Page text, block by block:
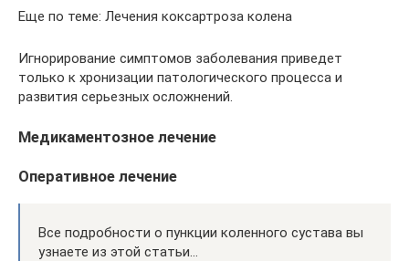
Еще по теме: Лечения коксартроза колена
Игнорирование симптомов заболевания приведет
только к хронизации патологического процесса и
развития серьезных осложнений.
Медикаментозное лечение
Оперативное лечение
Все подробности о пункции коленного сустава вы
узнаете из этой статьи…